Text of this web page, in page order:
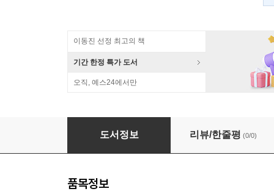
이동진 선정 최고의 책
기간 한정 특가 도서
오직, 예스24에서만
도서정보 리뷰/한줄평 (0/0)
품목정보